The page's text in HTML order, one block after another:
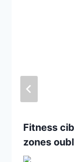
Fitness
zones